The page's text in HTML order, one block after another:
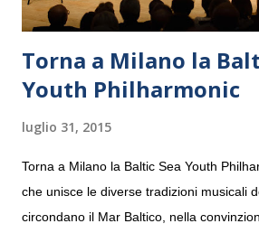
Torna a Milano la
Youth Philharmonic
luglio 31, 2015
Torna a Milano la Baltic Sea Youth
che unisce le diverse tradizioni musicali
circondano il Mar Baltico, nella